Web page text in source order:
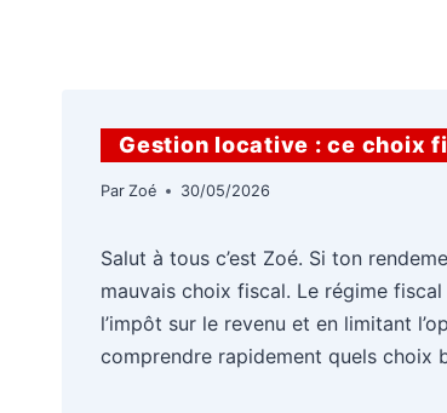
Gestion locative : ce choix
Par Zoé 30/05/2026
Salut à tous c’est Zoé. Si ton
mauvais choix fiscal. Le régime
l’impôt sur le revenu et en limitant
comprendre rapidement quels